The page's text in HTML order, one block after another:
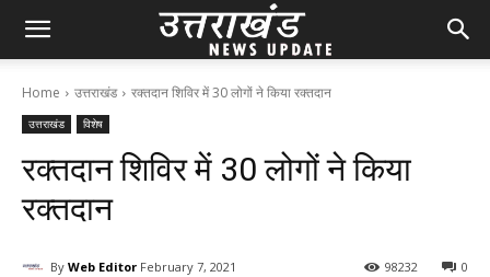
Home उत्तराखंड रक्तदान शिविर में 30 लोगों ने किया रक्तदान
उत्तराखंड विशेष
रक्तदान शिविर में 30 लोगों ने किया
रक्तदान
By Web Editor February 7, 2021 0
98232